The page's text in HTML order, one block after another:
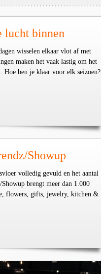
lucht binnen
wisselen elkaar vlot af met
maken het vaak lastig om het
Hoe ben je klaar voor elk seizoen?
Showup
volledig gevuld en het aantal
brengt meer dan 1.000
flowers, gifts, jewelry, kitchen &